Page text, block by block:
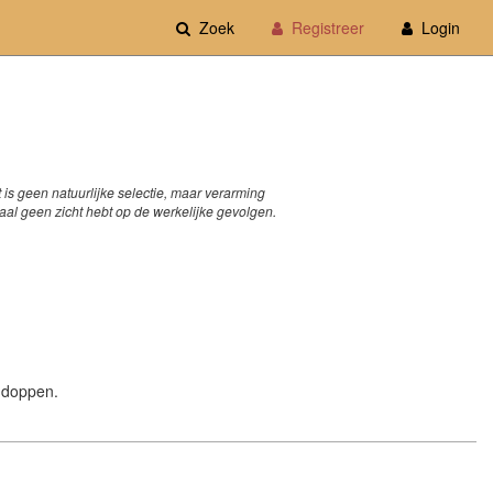
Zoek Registreer Login
geen natuurlijke selectie, maar verarming
geen zicht hebt op de werkelijke gevolgen.